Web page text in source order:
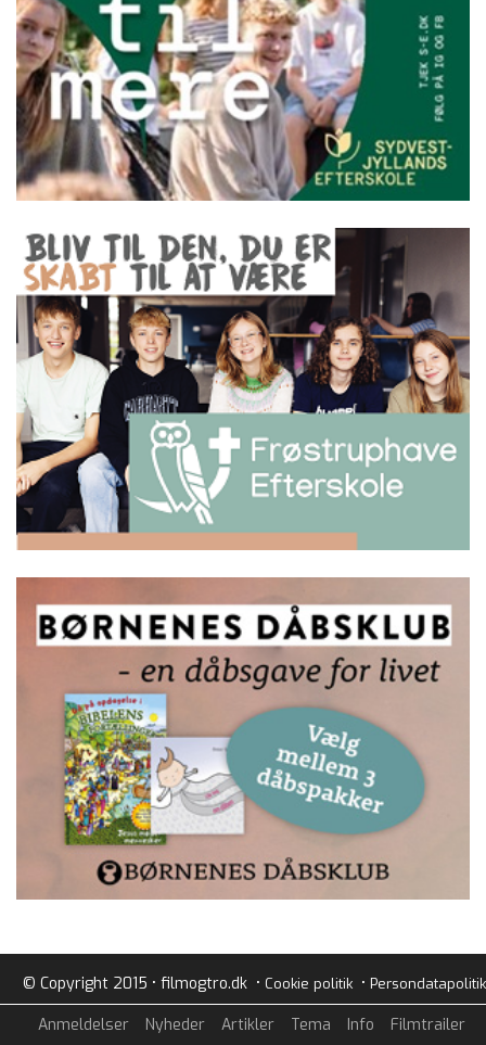
© Copyright 2015 • filmogtro.dk • Cookie politik• Persondatapolitik
Anmeldelser Nyheder Artikler Tema Info Filmtrailer